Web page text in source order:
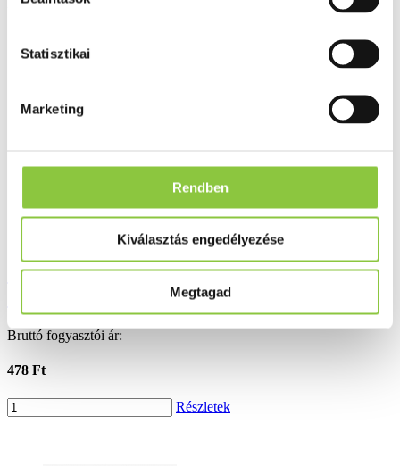
Statisztikai
Marketing
Rendben
Kiválasztás engedélyezése
Megtagad
Folyamatos akciók
Ezek is érdekelhetik Önt
Steril hajtogatott mull lap 1/2m x 80 cm 1
Bruttó fogyasztói ár:
478 Ft
Részletek